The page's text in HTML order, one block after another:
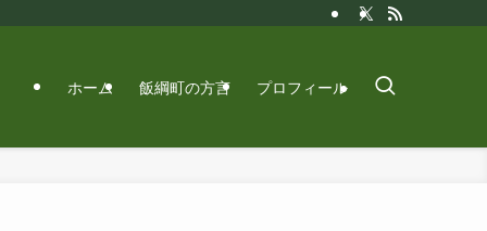
ホーム 飯綱町の方言 プロフィール